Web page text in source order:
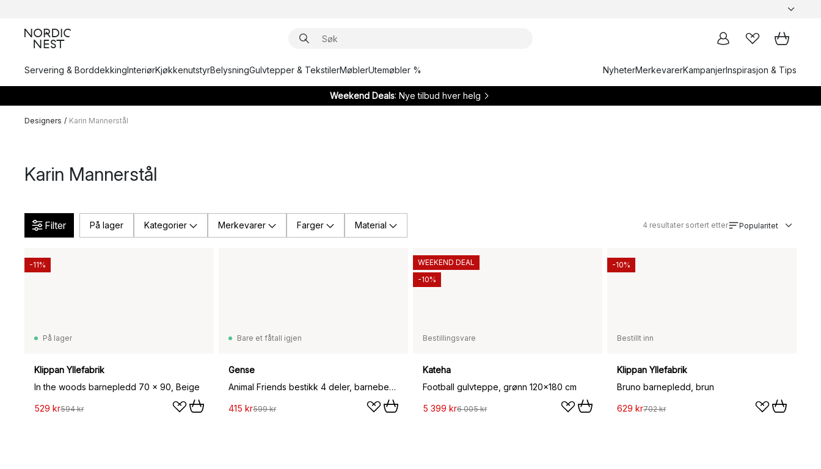
Servering & BorddekkingInteriørKjøkkenutstyrBelysningGulvtepper & TekstilerMøblerUtemøbler % NyheterMerkevarerKampanjerInspirasjon & Tips
Weekend Deals: Nye tilbud hver helg
Designers / Karin Mannerstål
Karin Mannerstål
Filter På lager Kategorier Merkevarer Farger Material 4 resultater sortert etter Popularitet
På lager
Klippan Yllefabrik
In the woods barnepledd 70 x 90, Beige
529 kr594 kr
-11%
Bare et fåtall igjen
Gense
Animal Friends bestikk 4 deler, barnebestikk
415 kr599 kr
Bestillingsvare
Kateha
Football gulvteppe, grønn 120x180 cm
5 399 kr6 005 kr
WEEKEND DEAL
-10%
Bestillt inn
Klippan Yllefabrik
Bruno barnepledd, brun
629 kr702 kr
-10%